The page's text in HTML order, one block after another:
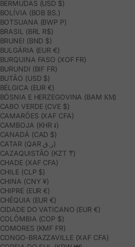
BERMUDAS (USD $)
BOLÍVIA (BOB BS.)
BOTSUANA (BWP P)
BRASIL (BRL R$)
BRUNEI (BND $)
BULGÁRIA (EUR €)
BURQUINA FASO (XOF FR)
BURUNDI (BIF FR)
BUTÃO (USD $)
BÉLGICA (EUR €)
BÓSNIA E HERZEGOVINA (BAM КМ)
CABO VERDE (CVE $)
CAMARÕES (XAF CFA)
CAMBOJA (KHR ៛)
CANADÁ (CAD $)
CATAR (QAR ر.ق)
CAZAQUISTÃO (KZT ₸)
CHADE (XAF CFA)
CHILE (CLP $)
CHINA (CNY ¥)
CHIPRE (EUR €)
CHÉQUIA (EUR €)
CIDADE DO VATICANO (EUR €)
COLÔMBIA (COP $)
COMORES (KMF FR)
CONGO-BRAZZAVILLE (XAF CFA)